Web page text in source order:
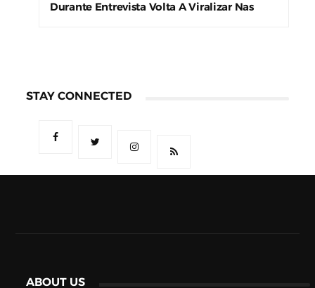
Durante Entrevista Volta A Viralizar Nas
STAY CONNECTED
ABOUT US